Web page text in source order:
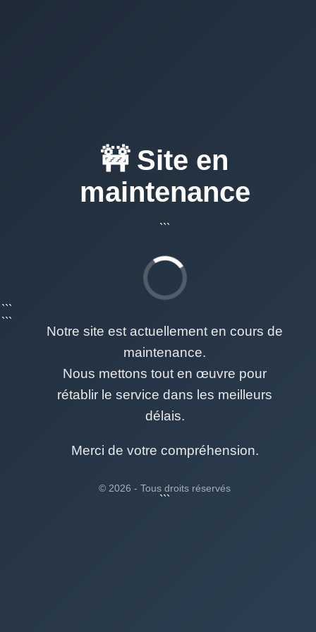
```
```
🚧 Site en
maintenance
```
Notre site est actuellement en cours de
maintenance.
Nous mettons tout en œuvre pour
rétablir le service dans les meilleurs
délais.
Merci de votre compréhension.
© 2026 - Tous droits réservés
```